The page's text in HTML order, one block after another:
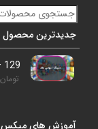
جدیدترین محصول
129 – کلیپ آماده ادیوس عقد
تومان
آموزش های